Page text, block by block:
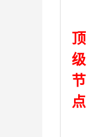
顶
级
节
点